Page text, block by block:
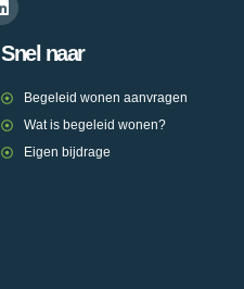
Snel naar
Begeleid wonen aanvragen
Wat is begeleid wonen?
Eigen bijdrage